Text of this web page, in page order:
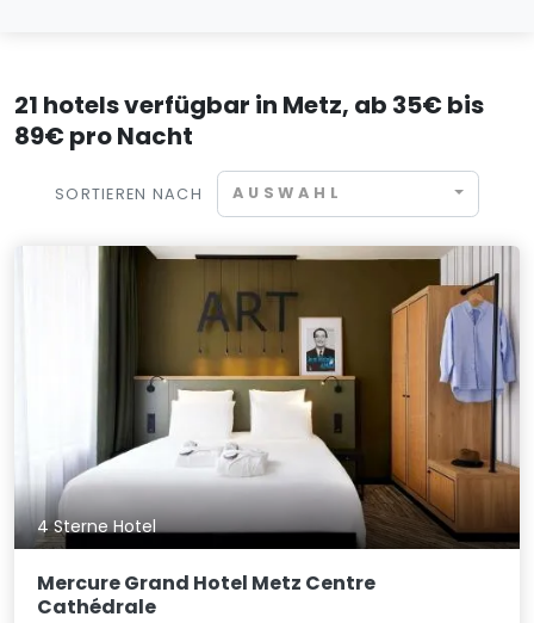
21 hotels verfügbar in Metz, ab 35€ bis
89€ pro Nacht
SORTIEREN NACH AUSWAHL
4 Sterne Hotel
Mercure Grand Hotel Metz Centre
Cathédrale